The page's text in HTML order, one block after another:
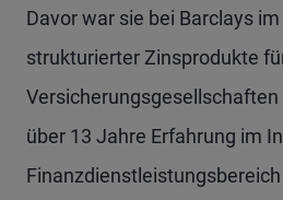
Davor war sie bei Barclays
strukturierter Zinsprodukte
über 13 Jahre Erfahrung im